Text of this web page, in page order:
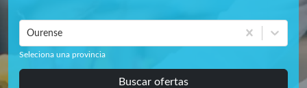
Ourense
Seleciona una provincia
Buscar ofertas